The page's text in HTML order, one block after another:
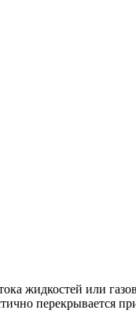
жидкостей или
перекрывается